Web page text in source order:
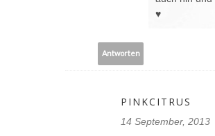
♥
Antworten
PINKCITRUS
14 September, 2013